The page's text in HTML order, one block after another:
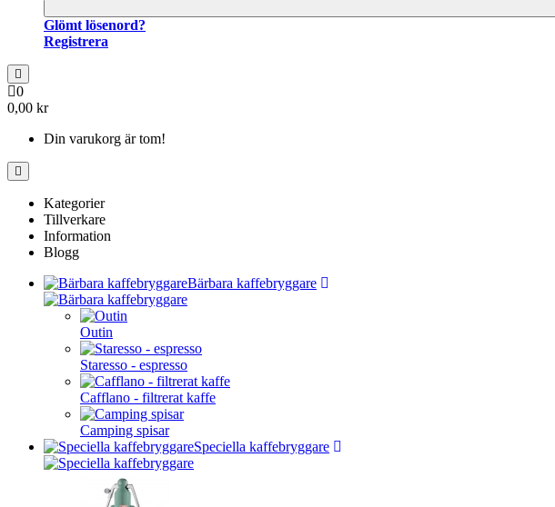
Glömt lösenord?
Registrera
0
0,00 kr
Din varukorg är tom!
Kategorier
Tillverkare
Information
Blogg
Bärbara kaffebryggare
Outin
Staresso - espresso
Cafflano - filtrerat kaffe
Camping spisar
Speciella kaffebryggare